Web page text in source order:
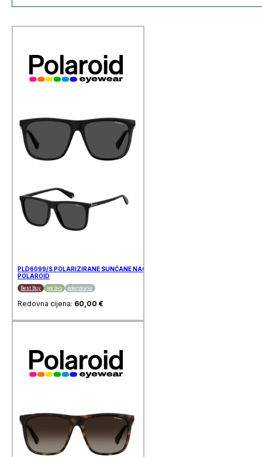
mjestu
webshopa
PLD6099/S POLARIZIRANE SUNČANE NAOČALE
POLAROID
Best Buy održivo polarizirane
Redovna cijena: 60,00 €